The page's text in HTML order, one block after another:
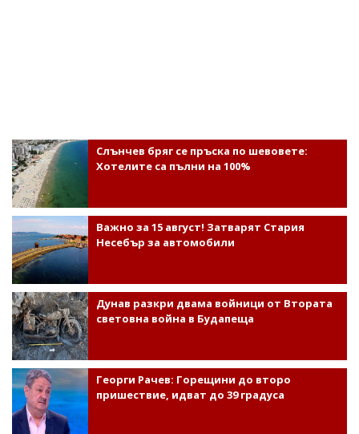
Слънчев бряг се пръска по шевовете:
Хотелите са пълни на 100%
Важно за 15 август! Затварят Стария
Несебър за автомобили
Дунав разкри двама войници от Втората
световна война в Будапеща
Георги Рачев: Горещини до второ
пришествие, идват до 39 градуса